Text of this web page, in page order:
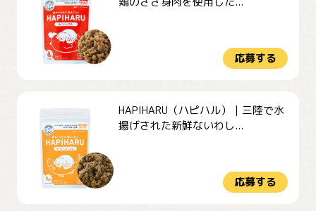
応募する
HAPIHARU（ハピハル）｜三陸で水
揚げされた新鮮ないわし...
応募する